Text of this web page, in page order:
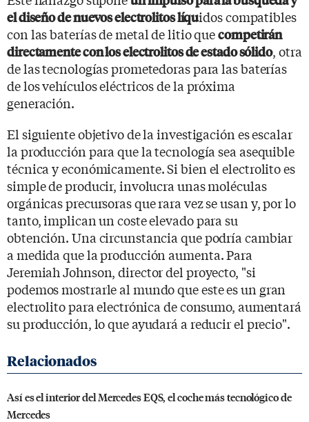
el diseño de nuevos electrolitos líquidos compatibles
con las baterías de metal de litio quecompetirán
directamente con los electrolitos de estado sólido, otra
de las tecnologías prometedoras para las baterías
de los vehículos eléctricos de la próxima
generación.
El siguiente objetivo de la investigación es escalar
la producción para que la tecnología sea asequible
técnica y económicamente. Si bien el electrolito es
simple de producir, involucra unas moléculas
orgánicas precursoras que rara vez se usan y, por lo
tanto, implican un coste elevado para su
obtención. Una circunstancia que podría cambiar
a medida que la producción aumenta. Para
Jeremiah Johnson, director del proyecto, "si
podemos mostrarle al mundo que este es un gran
electrolito para electrónica de consumo, aumentará
su producción, lo que ayudará a reducir el precio".
Así es el interior del Mercedes EQS, el coche más tecnológico de
Mercedes